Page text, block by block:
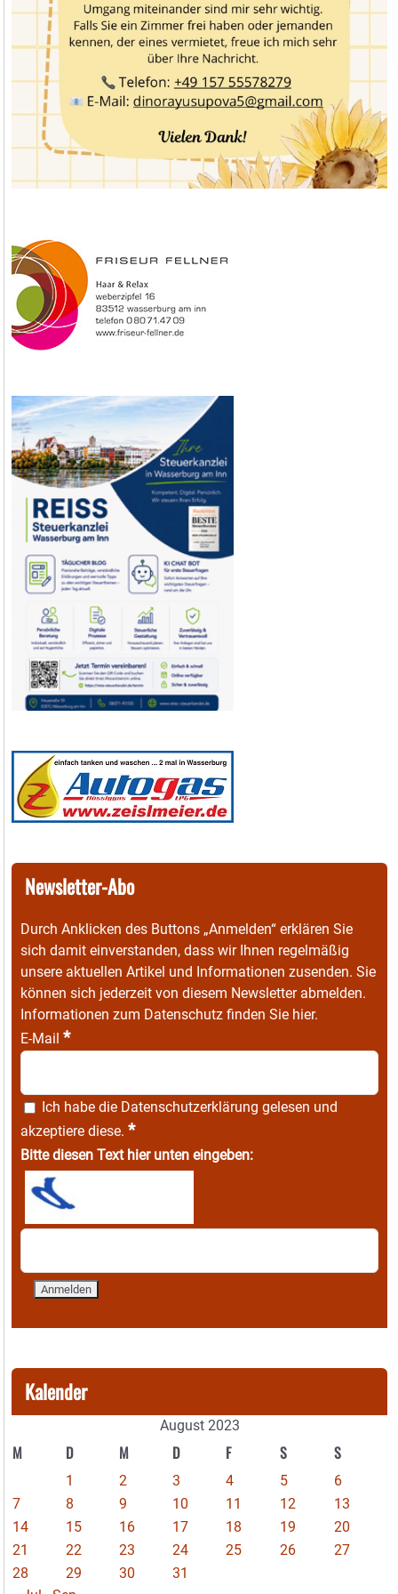
Newsletter-Abo
Durch Anklicken des Buttons „Anmelden“ erklären Sie
sich damit einverstanden, dass wir Ihnen regelmäßig
unsere aktuellen Artikel und Informationen zusenden. Sie
können sich jederzeit von diesem Newsletter abmelden.
Informationen zum Datenschutz finden Sie hier.
E-Mail *
Ich habe die Datenschutzerklärung gelesen und
akzeptiere diese. *
Bitte diesen Text hier unten eingeben:
Kalender
August 2023
M D M D F S S
1 2 3 4 5
6
7
8 9 10 11 12
13
14
15 16 17 18 19
20
21
22 23 24 25 26
27
28
29 30
31